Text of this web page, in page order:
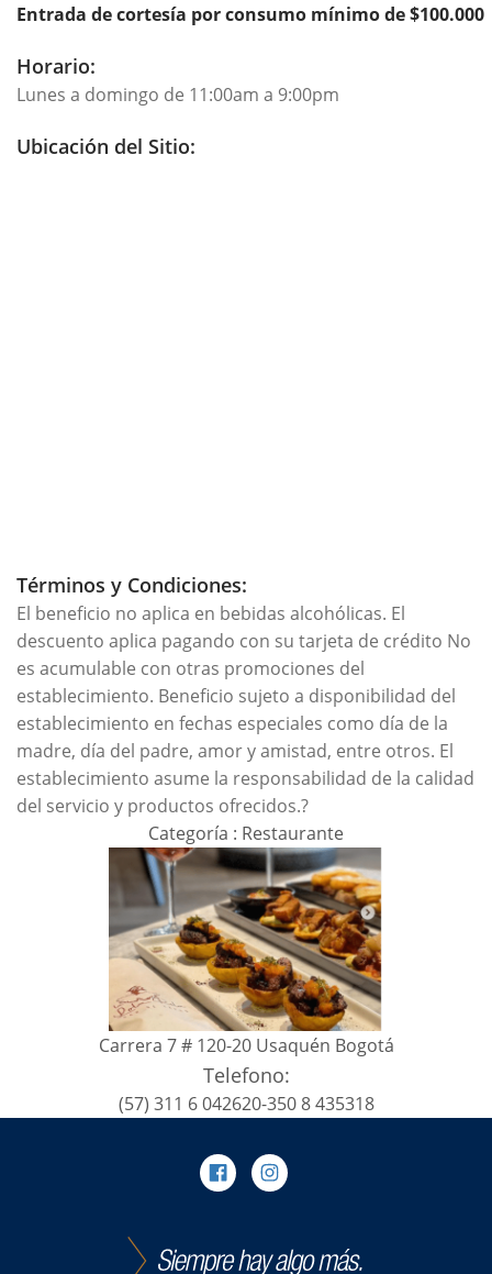
Entrada de cortesía por consumo mínimo de $100.000
Horario:
Lunes a domingo de 11:00am a 9:00pm
Ubicación del Sitio:
Términos y Condiciones:
El beneficio no aplica en bebidas alcohólicas. El
descuento aplica pagando con su tarjeta de crédito No
es acumulable con otras promociones del
establecimiento. Beneficio sujeto a disponibilidad del
establecimiento en fechas especiales como día de la
madre, día del padre, amor y amistad, entre otros. El
establecimiento asume la responsabilidad de la calidad
del servicio y productos ofrecidos.?
Categoría : Restaurante
Carrera 7 # 120-20 Usaquén Bogotá
Telefono:
(57) 311 6 042620-350 8 435318